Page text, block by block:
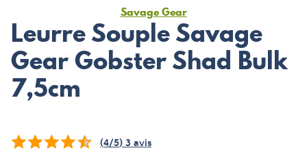
Savage Gear
Leurre Souple Savage
Gear Gobster Shad Bulk
7,5cm
(4/5) 3 avis